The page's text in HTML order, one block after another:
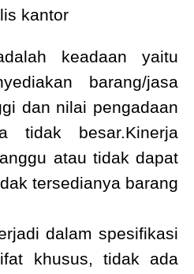
kantor
keadaan yaitu
barang/jasa
dan nilai pengadaan
tidak besar.Kinerja
atau tidak dapat
tersedianya barang
dalam spesifikasi
khusus, tidak ada